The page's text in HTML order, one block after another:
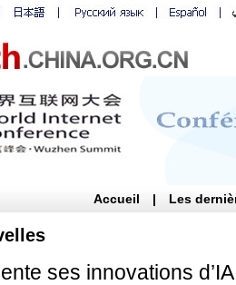
Accueil | Les
ses innovations